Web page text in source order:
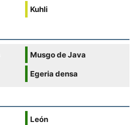
Kuhli
Musgo de Java
Egeria densa
León